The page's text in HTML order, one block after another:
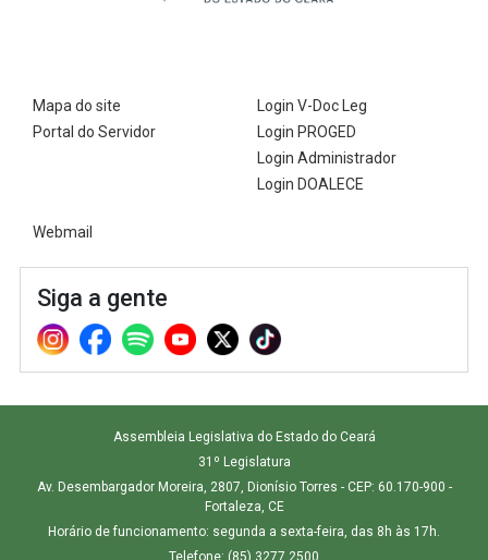
Mapa do site
Portal do Servidor
Login V-Doc Leg
Login PROGED
Login Administrador
Login DOALECE
Webmail
Siga a gente
Assembleia Legislativa do Estado do Ceará
31º Legislatura
Av. Desembargador Moreira, 2807, Dionísio Torres - CEP: 60.170-900 -
Fortaleza, CE
Horário de funcionamento: segunda a sexta-feira, das 8h às 17h.
Telefone: (85) 3277.2500